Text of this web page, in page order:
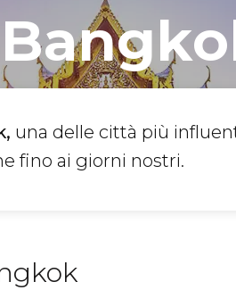
una delle città più
fino ai giorni nostri.